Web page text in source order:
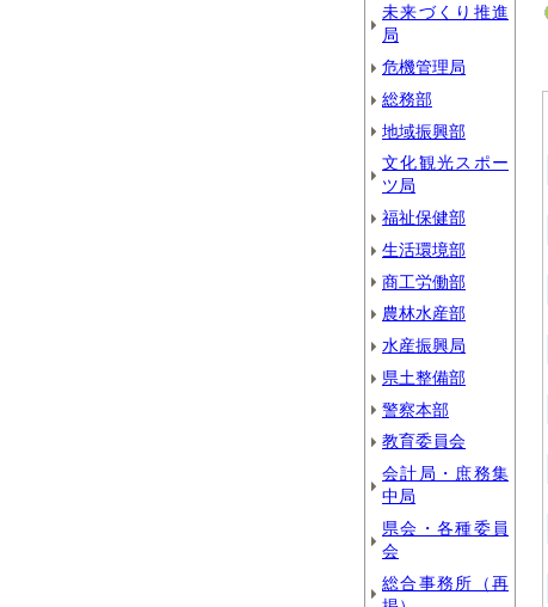
未来づくり推進
局
危機管理局
総務部
地域振興部
文化観光スポー
ツ局
福祉保健部
生活環境部
商工労働部
農林水産部
水産振興局
県土整備部
警察本部
教育委員会
会計局・庶務集
中局
県会・各種委員
会
総合事務所（再